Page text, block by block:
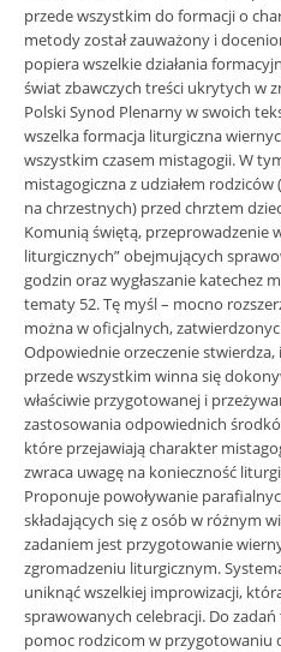
przede wszystkim do formacji o
metody został zauważony i
popiera wszelkie działania
świat zbawczych treści ukrytych w
Polski Synod Plenarny w swoich
wszelka formacja liturgiczna
wszystkim czasem mistagogii. W
mistagogiczna z udziałem
na chrzestnych) przed chrztem
Komunią świętą, przeprowadzenie
liturgicznych” obejmujących
godzin oraz wygłaszanie katechez
tematy 52. Tę myśl – mocno
można w oficjalnych,
Odpowiednie orzeczenie
przede wszystkim winna się
właściwie przygotowanej i
zastosowania odpowiednich
które przejawiają charakter
zwraca uwagę na konieczność
Proponuje powoływanie
składających się z osób w różnym
zadaniem jest przygotowanie
zgromadzeniu liturgicznym.
uniknąć wszelkiej improwizacji,
sprawowanych celebracji. Do zadań
pomoc rodzicom w przygotowaniu